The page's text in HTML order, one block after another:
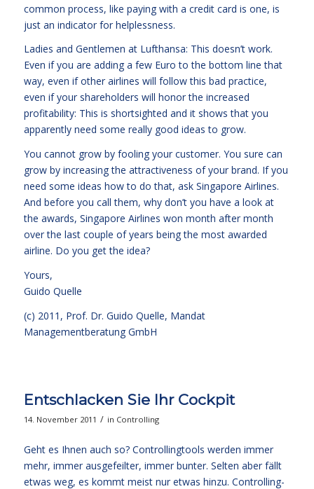
common process, like paying with a credit card is one, is
just an indicator for helplessness.
Ladies and Gentlemen at Lufthansa: This doesn’t work.
Even if you are adding a few Euro to the bottom line that
way, even if other airlines will follow this bad practice,
even if your shareholders will honor the increased
profitability: This is shortsighted and it shows that you
apparently need some really good ideas to grow.
You cannot grow by fooling your customer. You sure can
grow by increasing the attractiveness of your brand. If you
need some ideas how to do that, ask Singapore Airlines.
And before you call them, why don’t you have a look at
the awards, Singapore Airlines won month after month
over the last couple of years beingthe most awarded
airline. Do you get the idea?
Yours,
Guido Quelle
(c) 2011, Prof. Dr. Guido Quelle, Mandat
Managementberatung GmbH
Entschlacken Sie Ihr Cockpit
14. November 2011 / in Controlling
Geht es Ihnen auch so? Controllingtools werden immer
mehr, immer ausgefeilter, immer bunter. Selten aber fällt
etwas weg, es kommt meist nur etwas hinzu. Controlling-